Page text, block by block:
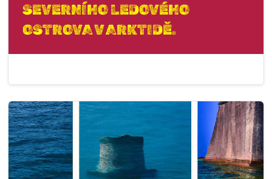
SEVERNÍHO LEDOVÉHO
OSTROVA V ARKTIDĚ.